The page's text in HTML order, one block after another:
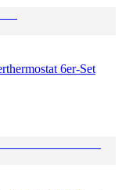
6er-Set